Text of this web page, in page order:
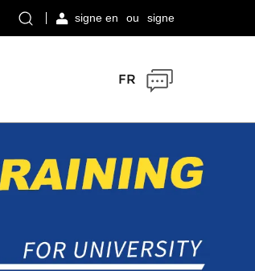
signe en ou signe
FR